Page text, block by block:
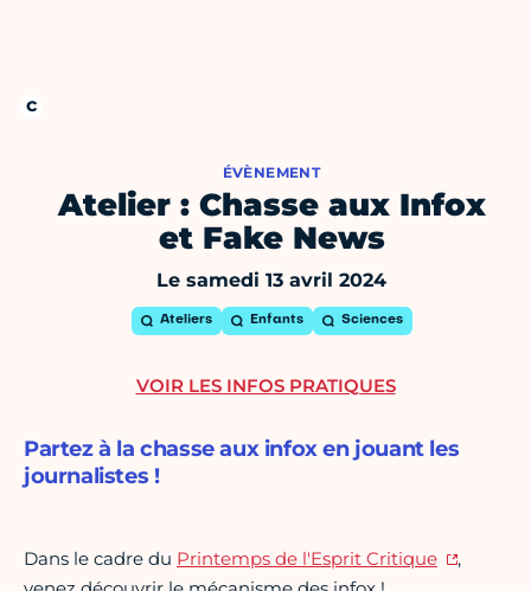
ÉVÈNEMENT
Atelier : Chasse aux Infox
et Fake News
Le samedi 13 avril 2024
Ateliers Enfants Sciences
Partez à la chasse aux infox en jouant les
journalistes !
Dans le cadre du Printemps de l'Esprit Critique
,
VOIR LES INFOS PRATIQUES